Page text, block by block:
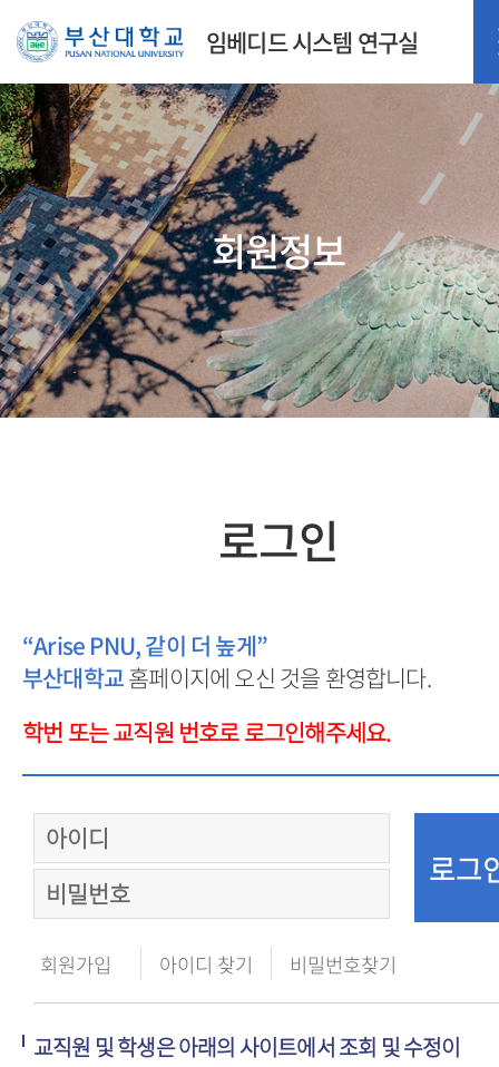
임베디드 시스템 연구실
회원정보
로그인
“Arise PNU, 같이 더 높게”
부산대학교홈페이지에 오신 것을 환영합니다.
학번 또는 교직원 번호로 로그인해주세요.
교직원 및 학생은 아래의 사이트에서 조회 및 수정이